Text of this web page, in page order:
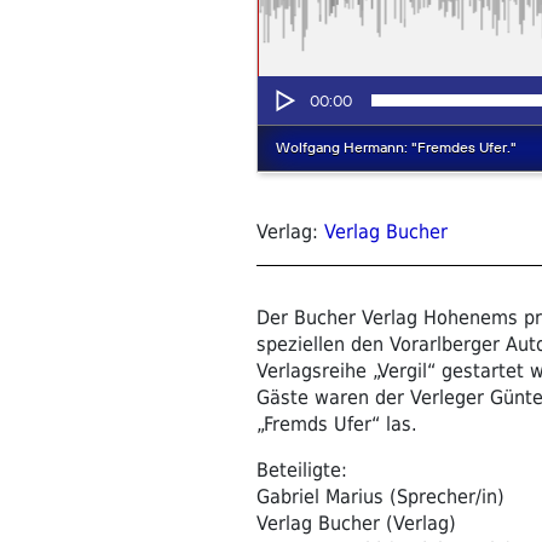
Verlag: Verlag Bucher
Der Bucher Verlag Hohenems
speziellen den Vorarlberger
Verlagsreihe „Vergil“ gestartet
Gäste waren der Verleger
„Fremds Ufer“ las.
Beteiligte:
Gabriel Marius (Sprecher/in)
Verlag Bucher (Verlag)